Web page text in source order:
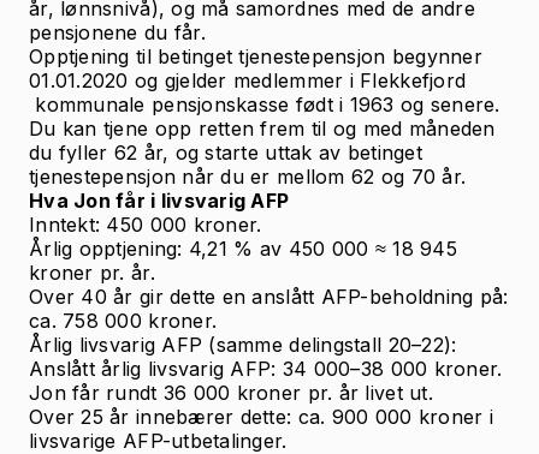
år, lønnsnivå), og må samordnes med de andre
pensjonene du får.
Opptjening til betinget tjenestepensjon begynner
01.01.2020 og gjelder medlemmer i Flekkefjord
kommunale pensjonskasse født i 1963 og senere.
Du kan tjene opp retten frem til og med måneden
du fyller 62 år, og starte uttak av betinget
tjenestepensjon når du er mellom 62 og 70 år.
Hva Jon får i livsvarig AFP
Inntekt: 450 000 kroner.
Årlig opptjening: 4,21 % av 450 000 ≈ 18 945
kroner pr. år.
Over 40 år gir dette en anslått AFP-beholdning på:
ca. 758 000 kroner.
Årlig livsvarig AFP (samme delingstall 20–22):
Anslått årlig livsvarig AFP: 34 000–38 000 kroner.
Jon får rundt 36 000 kroner pr. år livet ut.
Over 25 år innebærer dette: ca. 900 000 kroner i
livsvarige AFP-utbetalinger.